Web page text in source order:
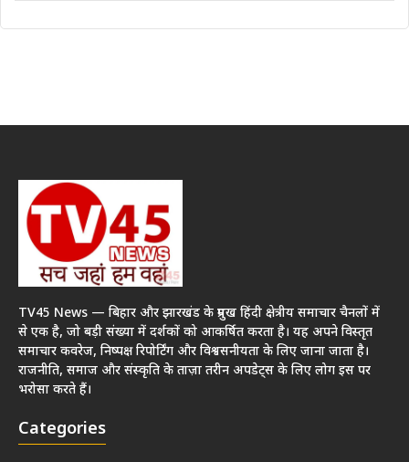
TV45 News — बिहार और झारखंड के प्रमुख हिंदी क्षेत्रीय समाचार चैनलों में
से एक है, जो बड़ी संख्या में दर्शकों को आकर्षित करता है। यह अपने विस्तृत
समाचार कवरेज, निष्पक्ष रिपोर्टिंग और विश्वसनीयता के लिए जाना जाता है।
राजनीति, समाज और संस्कृति के ताज़ा तरीन अपडेट्स के लिए लोग इस पर
भरोसा करते हैं।
Categories